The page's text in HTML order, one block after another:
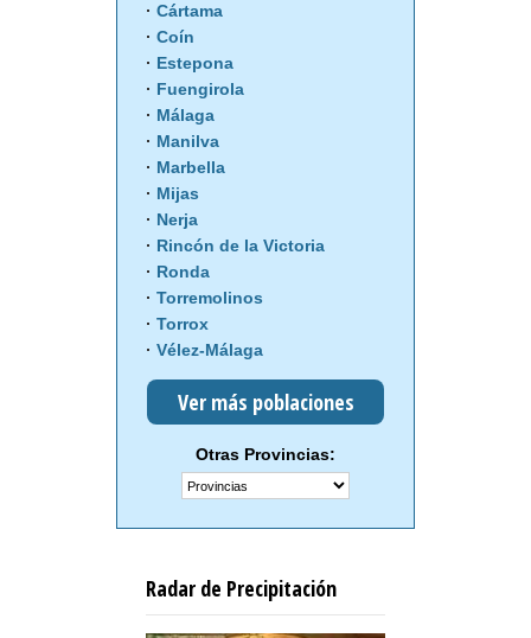
Cártama
Coín
Estepona
Fuengirola
Málaga
Manilva
Marbella
Mijas
Nerja
Rincón de la Victoria
Ronda
Torremolinos
Torrox
Vélez-Málaga
Ver más poblaciones
Otras Provincias:
Radar de Precipitación